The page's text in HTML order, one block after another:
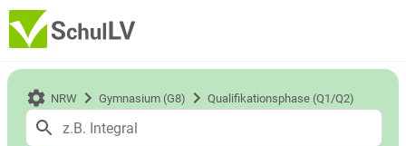
NRW Gymnasium (G8) Qualifikationsphase (Q1/Q2)